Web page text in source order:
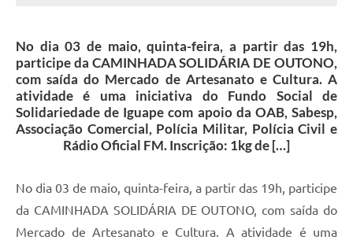
No dia 03 de maio, quinta-feira, a partir das 19h,
participe da CAMINHADA SOLIDÁRIA DE OUTONO,
com saída do Mercado de Artesanato e Cultura. A
atividade é uma iniciativa do Fundo Social de
Solidariedade de Iguape com apoio da OAB, Sabesp,
Associação Comercial, Polícia Militar, Polícia Civil e
Rádio Oficial FM. Inscrição: 1kg de […]
No dia 03 de maio, quinta-feira, a partir das 19h, participe
da CAMINHADA SOLIDÁRIA DE OUTONO, com saída do
Mercado de Artesanato e Cultura. A atividade é uma